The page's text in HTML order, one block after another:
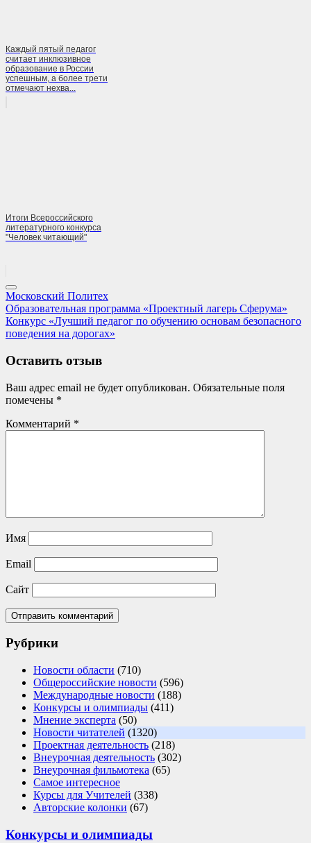
Каждый пятый педагог
считает инклюзивное
образование в России
успешным, а более трети
отмечают нехва...
Итоги Всероссийского
литературного конкурса
"Человек читающий"
Московский Политех
Навигация
по
Previous
Post:
Образовательная программа «Проектный лагерь Сферума»
Next
Post:
Конкурс «Лучший педагог по обучению основам безопасного
поведения на дорогах»
Оставить отзыв
Ваш адрес email не будет опубликован. Обязательные поля
помечены *
Комментарий *
Имя
Email
Сайт
Рубрики
Новости области (710)
Общероссийские новости (596)
Международные новости (188)
Конкурсы и олимпиады (411)
Мнение эксперта (50)
Новости читателей (1320)
Проектная деятельность (218)
Внеурочная деятельность (302)
Внеурочная фильмотека (65)
Самое интересное
Курсы для Учителей (338)
Авторские колонки (67)
Конкурсы и олимпиады